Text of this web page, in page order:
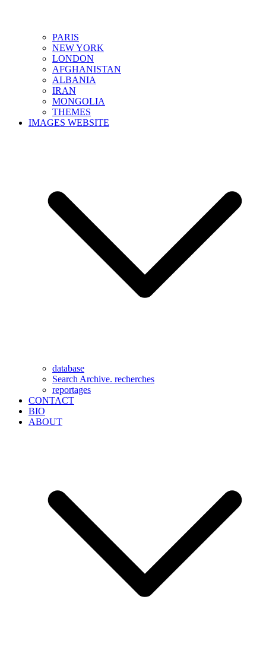
PARIS
NEW YORK
LONDON
AFGHANISTAN
ALBANIA
IRAN
MONGOLIA
THEMES
IMAGES WEBSITE
database
Search Archive. recherches
reportages
CONTACT
BIO
ABOUT